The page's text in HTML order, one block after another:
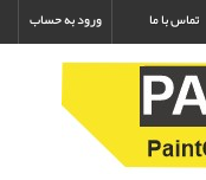
ورود به حساب تماس با ما